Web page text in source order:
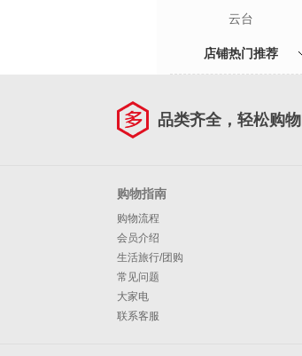
云台
店铺热门推荐
品类齐全，轻松购物
购物指南
购物流程
会员介绍
生活旅行/团购
常见问题
大家电
联系客服